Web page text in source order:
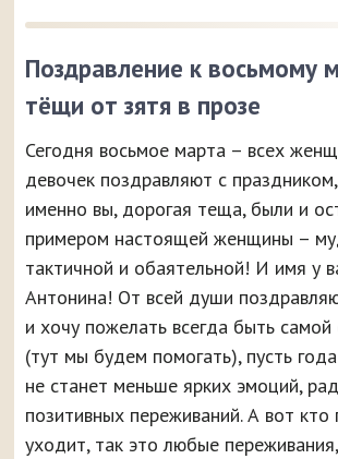
Поздравление к восьмому
тёщи от зятя в прозе
Сегодня восьмое марта – всех
девочек поздравляют с
именно вы, дорогая теща, были и
примером настоящей женщины –
тактичной и обаятельной! И имя у
Антонина! От всей души
и хочу пожелать всегда быть самой
(тут мы будем помогать), пусть
не станет меньше ярких эмоций,
позитивных переживаний. А вот кто
уходит, так это любые